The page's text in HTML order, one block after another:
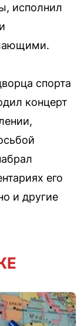
исполнил
спорта
концерт
его
и другие